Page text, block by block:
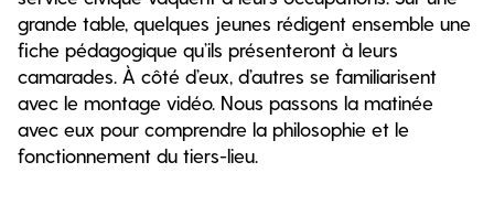
grande table, quelques jeunes rédigent ensemble une
fiche pédagogique qu’ils présenteront à leurs
camarades. À côté d’eux, d’autres se familiarisent
avec le montage vidéo. Nous passons la matinée
avec eux pour comprendre la philosophie et le
fonctionnement du tiers-lieu.